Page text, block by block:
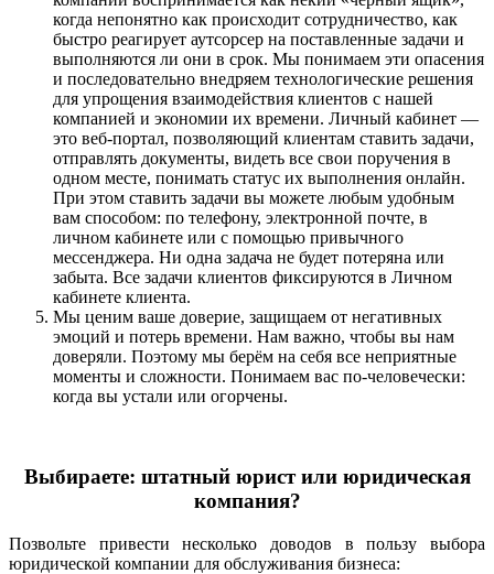
когда непонятно как происходит сотрудничество, как
быстро реагирует аутсорсер на поставленные задачи и
выполняются ли они в срок. Мы понимаем эти опасения
и последовательно внедряем технологические решения
для упрощения взаимодействия клиентов с нашей
компанией и экономии их времени. Личный кабинет —
это веб-портал, позволяющий клиентам ставить задачи,
отправлять документы, видеть все свои поручения в
одном месте, понимать статус их выполнения онлайн.
При этом ставить задачи вы можете любым удобным
вам способом: по телефону, электронной почте, в
личном кабинете или с помощью привычного
мессенджера. Ни одна задача не будет потеряна или
забыта. Все задачи клиентов фиксируются в Личном
кабинете клиента.
Мы ценим ваше доверие, защищаем от негативных
эмоций и потерь времени. Нам важно, чтобы вы нам
доверяли. Поэтому мы берём на себя все неприятные
моменты и сложности. Понимаем вас по-человечески:
когда вы устали или огорчены.
Выбираете: штатный юрист или юридическая
компания?
Позвольте привести несколько доводов в пользу выбора
юридической компании для обслуживания бизнеса: